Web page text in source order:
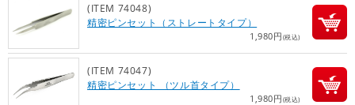
(ITEM 74048)
精密ピンセット（ストレートタイプ）
1,980円(税込)
(ITEM 74047)
精密ピンセット （ツル首タイプ）
1,980円(税込)